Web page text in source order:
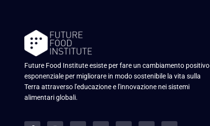
Future Food Institute esiste per fare un cambiamento positivo
esponenziale per migliorare in modo sostenibile la vita sulla
Terra attraverso l'educazione e l'innovazione nei sistemi
alimentari globali.